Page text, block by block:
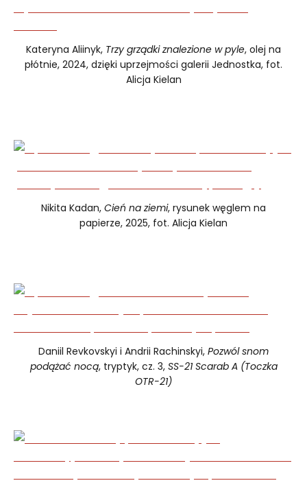
Kateryna Aliinyk, Trzy grządki znalezione w pyle, olej na
płótnie, 2024, dzięki uprzejmości galerii Jednostka, fot.
Alicja Kielan
Nikita Kadan, Cień na ziemi, rysunek węglem na
papierze, 2025, fot. Alicja Kielan
Daniil Revkovskyi i Andrii Rachinskyi, Pozwól snom
podążać nocą, tryptyk, cz. 3, SS-21 Scarab A (Toczka
OTR-21)